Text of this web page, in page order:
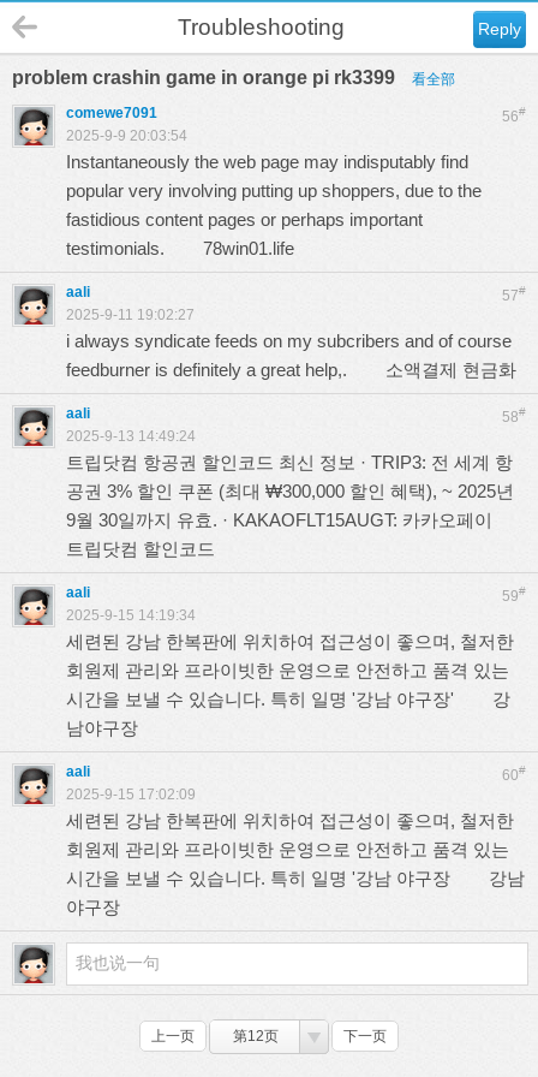
Reply
Troubleshooting
problem crashin game in orange pi rk3399 看全部
56#
comewe7091
2025-9-9 20:03:54
Instantaneously the web page may indisputably find
popular very involving putting up shoppers, due to the
fastidious content pages or perhaps important
testimonials. 78win01.life
57#
aali
2025-9-11 19:02:27
i always syndicate feeds on my subcribers and of course
feedburner is definitely a great help,. 소액결제 현금화
58#
aali
2025-9-13 14:49:24
트립닷컴 항공권 할인코드 최신 정보 · TRIP3: 전 세계 항
공권 3% 할인 쿠폰 (최대 ₩300,000 할인 혜택), ~ 2025년
9월 30일까지 유효. · KAKAOFLT15AUGT: 카카오페이
트립닷컴 할인코드
59#
aali
2025-9-15 14:19:34
세련된 강남 한복판에 위치하여 접근성이 좋으며, 철저한
회원제 관리와 프라이빗한 운영으로 안전하고 품격 있는
시간을 보낼 수 있습니다. 특히 일명 '강남 야구장' 강
남야구장
60#
aali
2025-9-15 17:02:09
세련된 강남 한복판에 위치하여 접근성이 좋으며, 철저한
회원제 관리와 프라이빗한 운영으로 안전하고 품격 있는
시간을 보낼 수 있습니다. 특히 일명 '강남 야구장 강남
야구장
上一页 第12页 下一页